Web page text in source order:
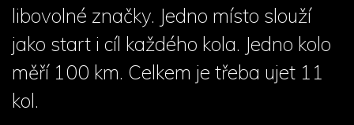
libovolné značky. Jedno místo slouží
jako start i cíl každého kola. Jedno kolo
měří 100 km. Celkem je třeba ujet 11
kol.